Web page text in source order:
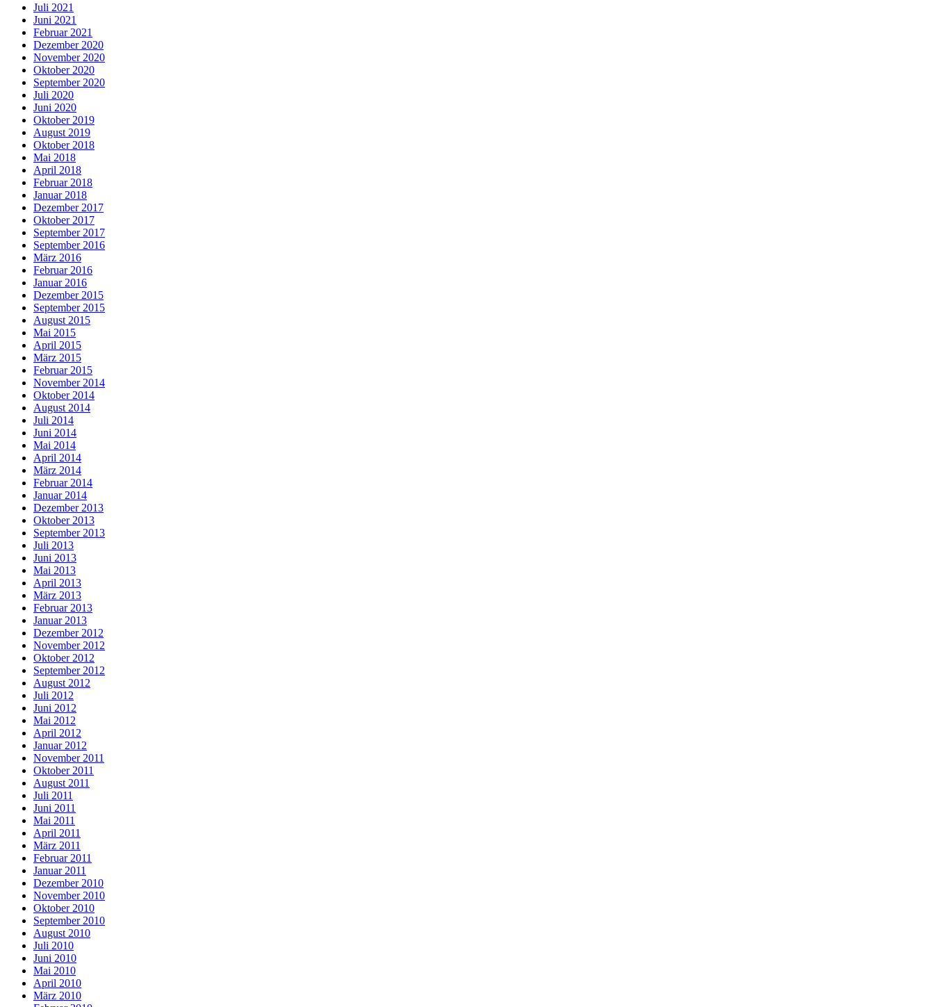
Juli 2021
Juni 2021
Februar 2021
Dezember 2020
November 2020
Oktober 2020
September 2020
Juli 2020
Juni 2020
Oktober 2019
August 2019
Oktober 2018
Mai 2018
April 2018
Februar 2018
Januar 2018
Dezember 2017
Oktober 2017
September 2017
September 2016
März 2016
Februar 2016
Januar 2016
Dezember 2015
September 2015
August 2015
Mai 2015
April 2015
März 2015
Februar 2015
November 2014
Oktober 2014
August 2014
Juli 2014
Juni 2014
Mai 2014
April 2014
März 2014
Februar 2014
Januar 2014
Dezember 2013
Oktober 2013
September 2013
Juli 2013
Juni 2013
Mai 2013
April 2013
März 2013
Februar 2013
Januar 2013
Dezember 2012
November 2012
Oktober 2012
September 2012
August 2012
Juli 2012
Juni 2012
Mai 2012
April 2012
Januar 2012
November 2011
Oktober 2011
August 2011
Juli 2011
Juni 2011
Mai 2011
April 2011
März 2011
Februar 2011
Januar 2011
Dezember 2010
November 2010
Oktober 2010
September 2010
August 2010
Juli 2010
Juni 2010
Mai 2010
April 2010
März 2010